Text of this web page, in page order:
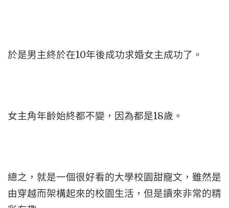
於是男主終於在10年後成功求婚女主成功了。
女主角年齡始終都不變，因為都是18歲。
總之，就是一個很好看的大學校園甜寵文，雖然是
由穿越而架構起來的校園生活，但是讀來非常的精